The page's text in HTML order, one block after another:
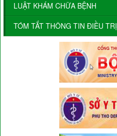
LUẬT KHÁM CHỮA BỆNH
TÓM TẮT THÔNG TIN ĐIỀU TRỊ